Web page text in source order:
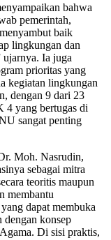
bahwa
pemerintah,
baik
lingkungan dan
ujarnya. Ia juga
prioritas yang
kegiatan lingkungan
dengan 9 dari 23
4 yang bertugas di
sangat penting
Moh. Nasrudin,
sebagai mitra
teoritis maupun
membantu
dapat membuka
dengan konsep
Di sisi praktis,